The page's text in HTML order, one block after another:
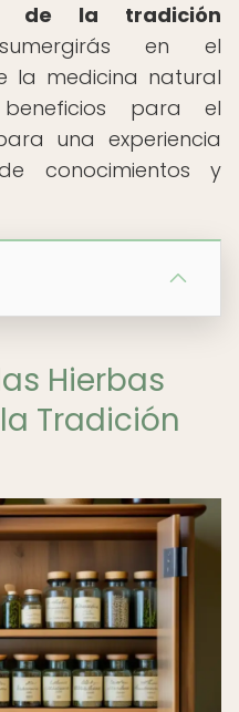
de la tradición
en el
la medicina natural
para el
una experiencia
conocimientos y
Hierbas
Tradición